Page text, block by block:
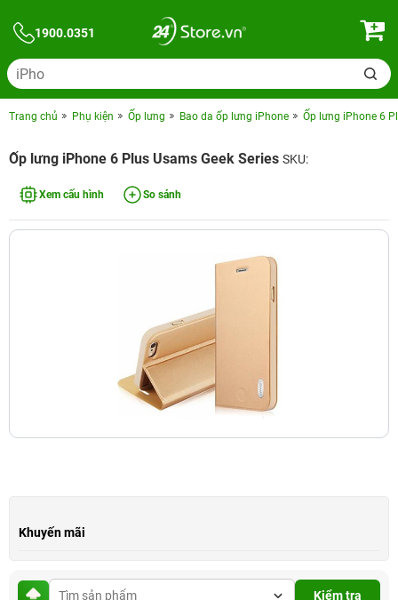
1900.0351
Trang chủ Phụ kiện Ốp lưng Bao da ốp lưng iPhone Ốp lưng iPhone 6
Ốp lưng iPhone 6 Plus Usams Geek Series SKU:
Xem cấu hình So sánh
Khuyến mãi
Kiểm tra